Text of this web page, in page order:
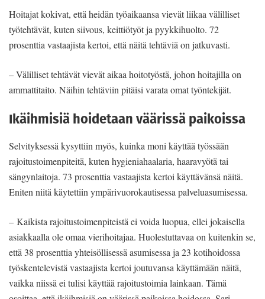
Hoitajat kokivat, että heidän työaikaansa vievät liikaa välilliset
työtehtävät, kuten siivous, keittiötyöt ja pyykkihuolto. 72
prosenttia vastaajista kertoi, että näitä tehtäviä on jatkuvasti.
– Välilliset tehtävät vievät aikaa hoitotyöstä, johon hoitajilla on
ammattitaito. Näihin tehtäviin pitäisi varata omat työntekijät.
Ikäihmisiä hoidetaan väärissä paikoissa
Selvityksessä kysyttiin myös, kuinka moni käyttää työssään
rajoitustoimenpiteitä, kuten hygieniahaalaria, haaravyötä tai
sängynlaitoja. 73 prosenttia vastaajista kertoi käyttävänsä näitä.
Eniten niitä käytettiin ympärivuorokautisessa palveluasumisessa.
– Kaikista rajoitustoimenpiteistä ei voida luopua, ellei jokaisella
asiakkaalla ole omaa vierihoitajaa. Huolestuttavaa on kuitenkin se,
että 38 prosenttia yhteisöllisessä asumisessa ja 23 kotihoidossa
työskentelevistä vastaajista kertoi joutuvansa käyttämään näitä,
vaikka niissä ei tulisi käyttää rajoitustoimia lainkaan. Tämä